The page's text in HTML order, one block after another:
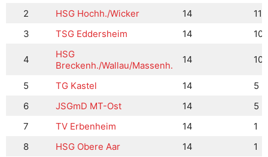
2
HSG Hochh./Wicker 14
11
3
TSG Eddersheim 14 10
4
HSG
Breckenh./Wallau/Massenh.
14 10
5 TG Kastel 14
5
6
JSGmD MT-Ost 14
5
7
TV Erbenheim 14
1
8
HSG Obere Aar 14 1